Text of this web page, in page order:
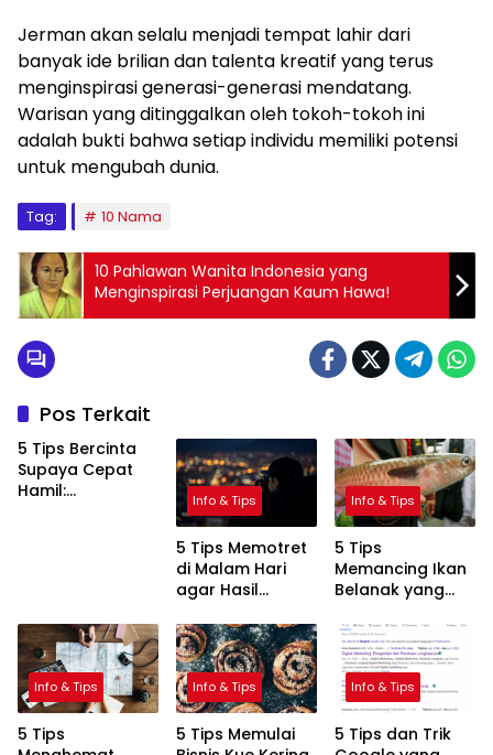
Jerman akan selalu menjadi tempat lahir dari
banyak ide brilian dan talenta kreatif yang terus
menginspirasi generasi-generasi mendatang.
Warisan yang ditinggalkan oleh tokoh-tokoh ini
adalah bukti bahwa setiap individu memiliki potensi
untuk mengubah dunia.
Tag: 10 Nama
10 Pahlawan Wanita Indonesia yang
Menginspirasi Perjuangan Kaum Hawa!
Pos Terkait
5 Tips Bercinta
Supaya Cepat
Hamil:
Info & Tips
5 Tips Memotret
di Malam Hari
agar Hasil
Info & Tips
5 Tips
Memancing Ikan
Belanak yang
Info & Tips
5 Tips
Info & Tips
5 Tips Memulai
Info & Tips
5 Tips dan Trik